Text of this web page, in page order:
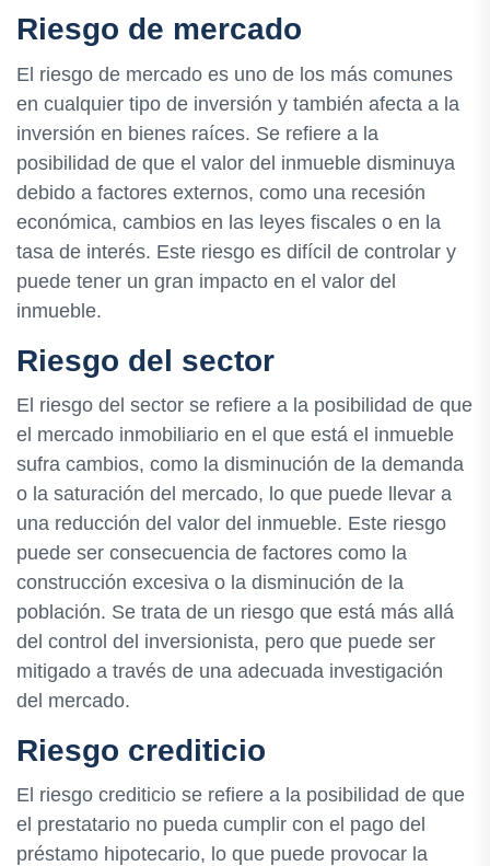
Riesgo de mercado
El riesgo de mercado es uno de los más comunes
en cualquier tipo de inversión y también afecta a la
inversión en bienes raíces. Se refiere a la
posibilidad de que el valor del inmueble disminuya
debido a factores externos, como una recesión
económica, cambios en las leyes fiscales o en la
tasa de interés. Este riesgo es difícil de controlar y
puede tener un gran impacto en el valor del
inmueble.
Riesgo del sector
El riesgo del sector se refiere a la posibilidad de que
el mercado inmobiliario en el que está el inmueble
sufra cambios, como la disminución de la demanda
o la saturación del mercado, lo que puede llevar a
una reducción del valor del inmueble. Este riesgo
puede ser consecuencia de factores como la
construcción excesiva o la disminución de la
población. Se trata de un riesgo que está más allá
del control del inversionista, pero que puede ser
mitigado a través de una adecuada investigación
del mercado.
Riesgo crediticio
El riesgo crediticio se refiere a la posibilidad de que
el prestatario no pueda cumplir con el pago del
préstamo hipotecario, lo que puede provocar la